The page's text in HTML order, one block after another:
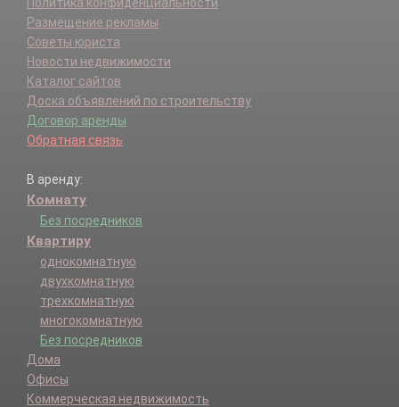
Размещение рекламы
Советы юриста
Новости недвижимости
Каталог сайтов
Доска объявлений по строительству
Договор аренды
Обратная связь
В аренду:
Комнату
Без посредников
Квартиру
однокомнатную
двухкомнатную
трехкомнатную
многокомнатную
Без посредников
Дома
Офисы
Коммерческая недвижимость